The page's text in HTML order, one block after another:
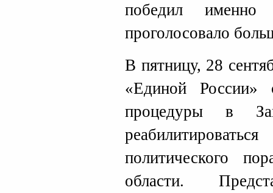
победил
проголосовало
В пятницу, 28
«Единой
процедуры в
политического
области.